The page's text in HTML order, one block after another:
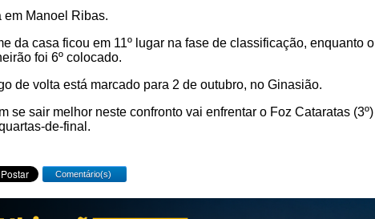
em Manoel Ribas.
da casa ficou em 11º lugar na fase de classificação, enquanto o
foi 6º colocado.
de volta está marcado para 2 de outubro, no Ginasião.
se sair melhor neste confronto vai enfrentar o Foz Cataratas (3º)
de-final.
Comentário(s)